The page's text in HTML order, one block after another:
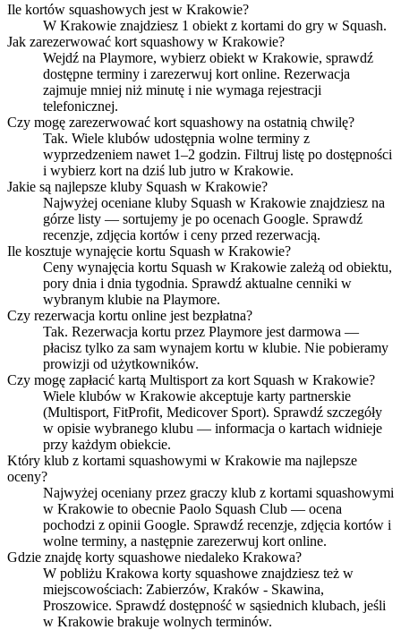
Ile kortów squashowych jest w Krakowie?
W Krakowie znajdziesz 1 obiekt z kortami do gry w Squash.
Jak zarezerwować kort squashowy w Krakowie?
Wejdź na Playmore, wybierz obiekt w Krakowie, sprawdź
dostępne terminy i zarezerwuj kort online. Rezerwacja
zajmuje mniej niż minutę i nie wymaga rejestracji
telefonicznej.
Czy mogę zarezerwować kort squashowy na ostatnią chwilę?
Tak. Wiele klubów udostępnia wolne terminy z
wyprzedzeniem nawet 1–2 godzin. Filtruj listę po dostępności
i wybierz kort na dziś lub jutro w Krakowie.
Jakie są najlepsze kluby Squash w Krakowie?
Najwyżej oceniane kluby Squash w Krakowie znajdziesz na
górze listy — sortujemy je po ocenach Google. Sprawdź
recenzje, zdjęcia kortów i ceny przed rezerwacją.
Ile kosztuje wynajęcie kortu Squash w Krakowie?
Ceny wynajęcia kortu Squash w Krakowie zależą od obiektu,
pory dnia i dnia tygodnia. Sprawdź aktualne cenniki w
wybranym klubie na Playmore.
Czy rezerwacja kortu online jest bezpłatna?
Tak. Rezerwacja kortu przez Playmore jest darmowa —
płacisz tylko za sam wynajem kortu w klubie. Nie pobieramy
prowizji od użytkowników.
Czy mogę zapłacić kartą Multisport za kort Squash w Krakowie?
Wiele klubów w Krakowie akceptuje karty partnerskie
(Multisport, FitProfit, Medicover Sport). Sprawdź szczegóły
w opisie wybranego klubu — informacja o kartach widnieje
przy każdym obiekcie.
Który klub z kortami squashowymi w Krakowie ma najlepsze
oceny?
Najwyżej oceniany przez graczy klub z kortami squashowymi
w Krakowie to obecnie Paolo Squash Club — ocena
pochodzi z opinii Google. Sprawdź recenzje, zdjęcia kortów i
wolne terminy, a następnie zarezerwuj kort online.
Gdzie znajdę korty squashowe niedaleko Krakowa?
W pobliżu Krakowa korty squashowe znajdziesz też w
miejscowościach: Zabierzów, Kraków - Skawina,
Proszowice. Sprawdź dostępność w sąsiednich klubach, jeśli
w Krakowie brakuje wolnych terminów.